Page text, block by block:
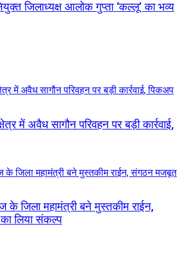
जिलाध्यक्ष आलोक गुप्ता ‘कल्लू’ का भव्य
में अवैध सागौन परिवहन पर बड़ी कार्रवाई,
के जिला महामंत्री बने मुस्तकीम राईन,
लिया संकल्प